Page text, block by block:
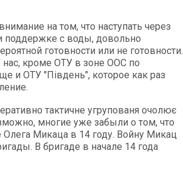
на том, что наступать через
поддержке с воды, довольно
готовности или не готовности.
кроме ОТУ в зоне ООС по
и ОТУ "Південь", которое как раз
тактичне угрупованя очолює
многие уже забыли о том, что
Микаца в 14 году. Войну Микац
В бригаде в начале 14 года